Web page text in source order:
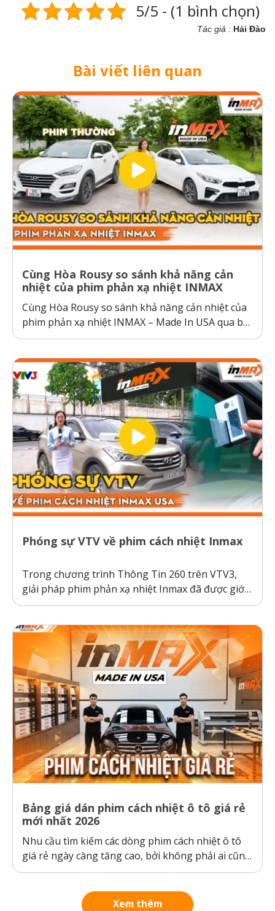
5/5 - (1 bình chọn)
Tác giả : Hải Đào
Bài viết liên quan
Cùng Hòa Rousy so sánh khả năng cản
nhiệt của phim phản xạ nhiệt INMAX
Cùng Hòa Rousy so sánh khả năng cản nhiệt của
phim phản xạ nhiệt INMAX – Made In USA qua bài
kiểm tra so sánh trực diện đầy thuyết phục.
thường hoạt động theo cơ chế giữ nhiệt trên
kính,...
Phóng sự VTV về phim cách nhiệt Inmax
Trong chương trình Thông Tin 260 trên VTV3,
giải pháp phim phản xạ nhiệt Inmax đã được giới
thiệu như một bước tiến công nghệ giúp bảo vệ ô
nóng gay gắt. Thực tế kiểm nghiệm cho thấy, ô...
Bảng giá dán phim cách nhiệt ô tô giá rẻ
mới nhất 2026
Nhu cầu tìm kiếm các dòng phim cách nhiệt ô tô
giá rẻ ngày càng tăng cao, bởi không phải ai cũng
sẵn sàng bỏ ra hàng chục triệu đồng cho một gói
hãng” và “hàng giả, hàng nhái”...
Xem thêm